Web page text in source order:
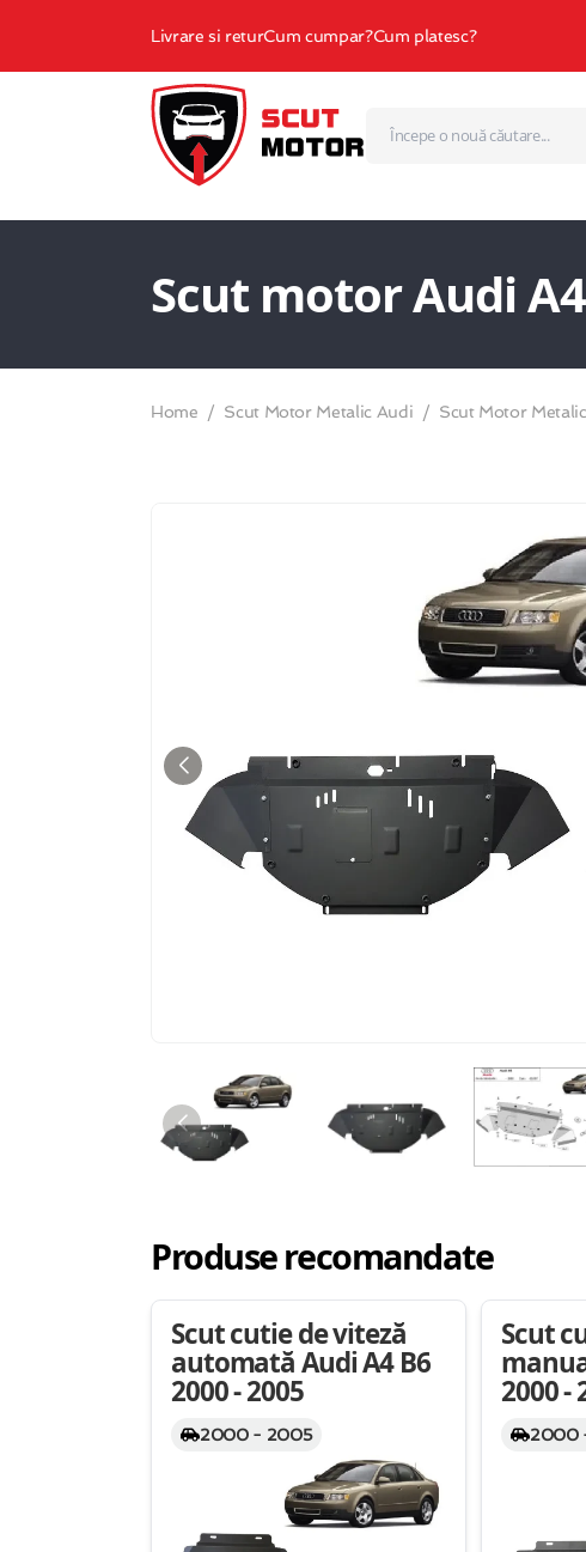
Livrare si returCum cumpar?Cum platesc?
Scut motor Audi
Home Scut Motor Metalic Audi Scut Motor
Produse recomandate
Scut cutie de viteză
automată Audi A4 B6
2000 - 2005
2000 - 2005
Scut
2000 -
2000